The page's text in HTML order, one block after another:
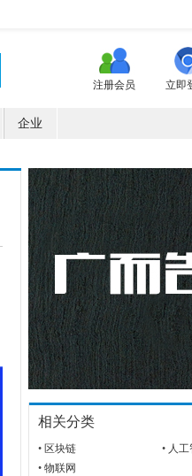
注册会员 立即
企业
相关分类
• 区块链 • 人
• 物联网